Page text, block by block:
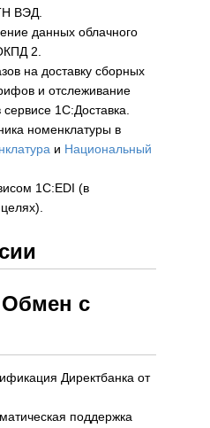
ВЭД.
данных облачного
2.
на доставку сборных
и отслеживание
сервисе 1С:Доставка.
номенклатуры в
и Национальный
1C:EDI (в
с
Директбанка от
поддержка